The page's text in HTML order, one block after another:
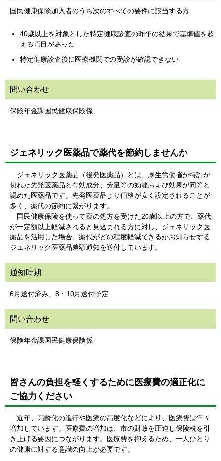
国民健康保険加入者のうち次のすべての要件に該当する方
40歳以上を対象とした特定健康診査の昨年の結果で基準値を超
える項目があった
特定健康診査後に医療機関での受診が確認できない
問い合わせ
保険年金課国民健康保険係
ジェネリック医薬品で薬代を節約しませんか
ジェネリック医薬品（後発医薬品）とは、厚生労働省が特許が
切れた先発医薬品と有効成分、分量等の効能および効果が同等と
認めた医薬品です。先発医薬品より価格が安く設定されることが
多く、薬代の節約に繋がります。
国民健康保険を使って薬の処方を受けた20歳以上の方で、薬代
が一定額以上軽減されると見込まれる方に対し、ジェネリック医
薬品を活用した場合、薬代がどの程度軽減できるかお知らせする
ジェネリック医薬品差額通知を送付しています。
通知時期
6月送付済み、8・10月送付予定
問い合わせ
保険年金課国民健康保険係
皆さんの負担を軽くするために医療費の適正化に
ご協力ください
近年、高齢化の進行や医療の高度化などにより、医療費は年々
増加しています。医療費の増加は、市の財政を圧迫し保険税を引
き上げる要因につながります。医療費を抑えるため、一人ひとり
の健康に対する意識の向上が必要です。